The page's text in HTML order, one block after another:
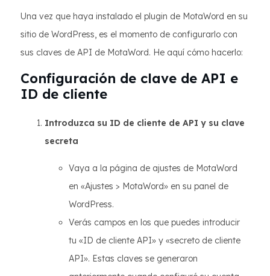
Una vez que haya instalado el plugin de MotaWord en su
sitio de WordPress, es el momento de configurarlo con
sus claves de API de MotaWord. He aquí cómo hacerlo:
Configuración de clave de API e
ID de cliente
Introduzca su ID de cliente de API y su clave
secreta
Vaya a la página de ajustes de MotaWord
en «Ajustes > MotaWord» en su panel de
WordPress.
Verás campos en los que puedes introducir
tu «ID de cliente API» y «secreto de cliente
API». Estas claves se generaron